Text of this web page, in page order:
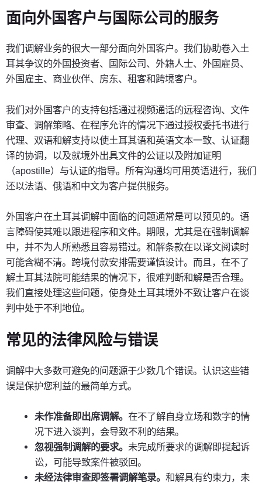
面向外国客户与国际公司的服务
我们调解业务的很大一部分面向外国客户。我们协助卷入土
耳其争议的外国投资者、国际公司、外籍人士、外国雇员、
外国雇主、商业伙伴、房东、租客和跨境客户。
我们对外国客户的支持包括通过视频通话的远程咨询、文件
审查、调解策略、在程序允许的情况下通过授权委托书进行
代理、双语和解支持以使土耳其语和英语文本一致、认证翻
译的协调，以及就境外出具文件的公证以及附加证明
（apostille）与认证的指导。所有沟通均可用英语进行，我们
还以法语、俄语和中文为客户提供服务。
外国客户在土耳其调解中面临的问题通常是可以预见的。语
言障碍使其难以跟进程序和文件。期限，尤其是在强制调解
中，并不为人所熟悉且容易错过。和解条款在以译文阅读时
可能含糊不清。跨境付款安排需要谨慎设计。而且，在不了
解土耳其法院可能结果的情况下，很难判断和解是否合理。
我们直接处理这些问题，使身处土耳其境外不致让客户在谈
判中处于不利地位。
常见的法律风险与错误
调解中大多数可避免的问题源于少数几个错误。认识这些错
误是保护您利益的最简单方式。
未作准备即出席调解。在不了解自身立场和数字的情
况下进入谈判，会导致不利的结果。
忽视强制调解的要求。 未完成所要求的调解即提起诉
讼，可能导致案件被驳回。
未经法律审查即签署调解笔录。和解具有约束力，未